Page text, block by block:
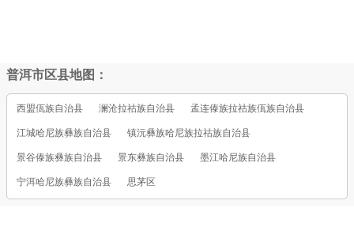
普洱市区县地图：
西盟佤族自治县 澜沧拉祜族自治县 孟连傣族拉祜族佤族自治县
江城哈尼族彝族自治县 镇沅彝族哈尼族拉祜族自治县
景谷傣族彝族自治县 景东彝族自治县 墨江哈尼族自治县
宁洱哈尼族彝族自治县 思茅区